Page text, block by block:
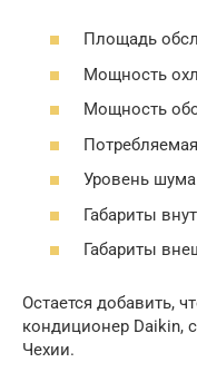
Площадь
Мощность
Мощность
Уровень
Габариты
Габариты
Остается добавить,
кондиционер Daikin,
Чехии.